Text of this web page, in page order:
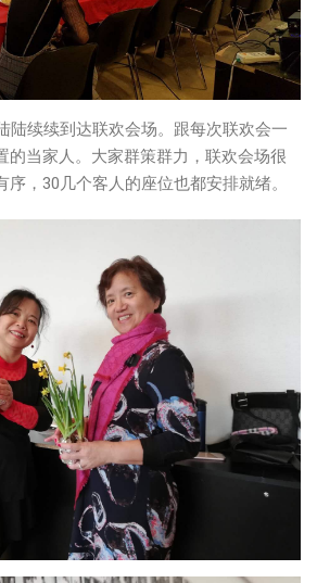
陆续续到达联欢会场。跟每次联欢会一
的当家人。大家群策群力，联欢会场很
，30几个客人的座位也都安排就绪。